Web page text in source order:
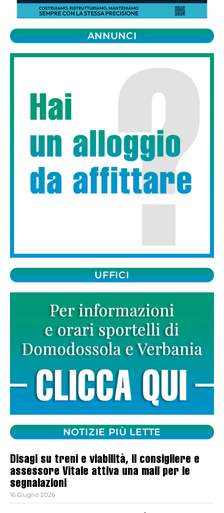
ANNUNCI
UFFICI
NOTIZIE PIÙ LETTE
Disagi su treni e viabilità, il consigliere e
assessore Vitale attiva una mail per le
segnalazioni
16 Giugno 2026